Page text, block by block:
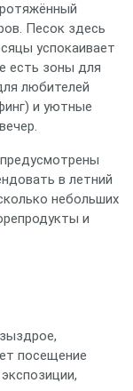
Песок здесь
успокаивает
есть зоны для
любителей
и уютные
в летний
небольших
и
посещение